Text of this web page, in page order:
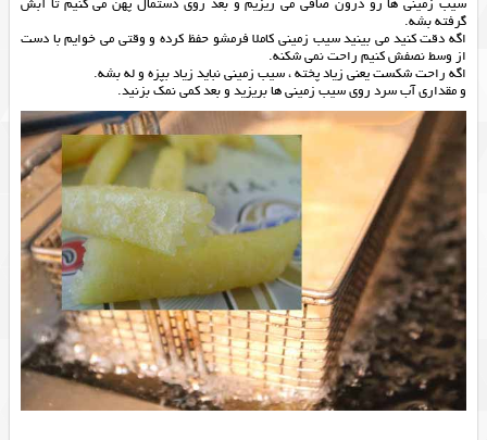
گرفته بشه.
اگه دقت کنید می بینید سیب زمینی کاملا فرمشو حفظ کرده و وقتی می خوایم با دست
از وسط نصفش کنیم راحت نمی شکنه.
اگه راحت شکست یعنی زیاد پخته ، سیب زمینی نباید زیاد بپزه و له بشه.
و مقداری آب سرد روی سیب زمینی ها بریزید و بعد کمی نمک بزنید.